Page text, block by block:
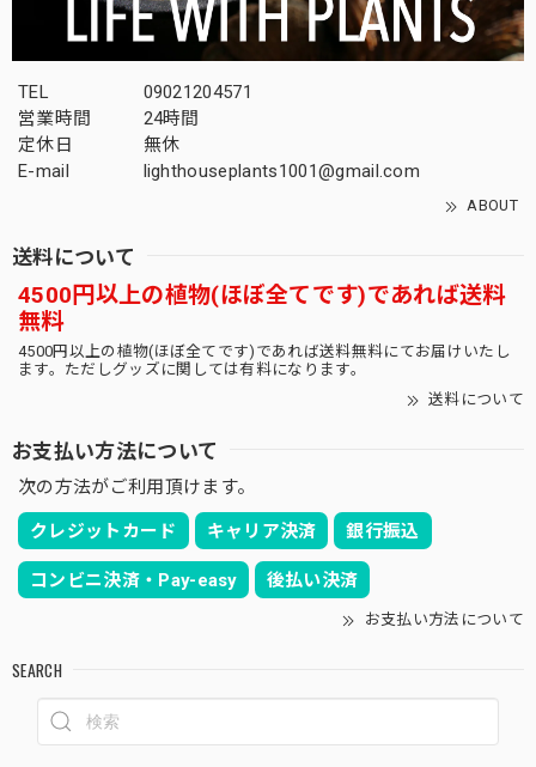
TEL
09021204571
営業時間
24時間
定休日
無休
E-mail
lighthouseplants1001@gmail.com
ABOUT
送料について
4500円以上の植物(ほぼ全てです)であれば送料
無料
4500円以上の植物(ほぼ全てです)であれば送料無料にてお届けいたし
ます。ただしグッズに関しては有料になります。
送料について
お支払い方法について
次の方法がご利用頂けます。
クレジットカード キャリア決済 銀行振込
コンビニ決済・Pay-easy 後払い決済
お支払い方法について
SEARCH